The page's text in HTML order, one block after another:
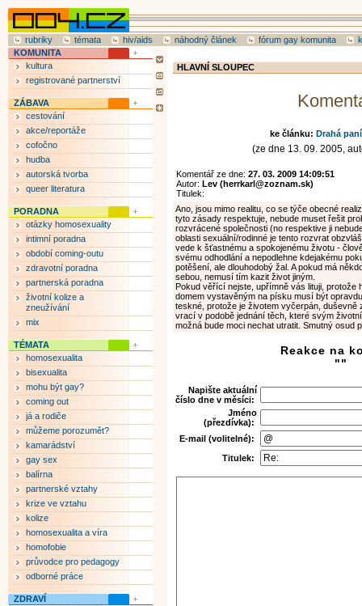
rubriky témata hiv/aids náhodný článek fórum gay komunita
HLAVNÍ SLOUPEC
ke článku: Drahá
(ze dne 13. 09. 2005,
Komentář ze dne: 27. 03. 2009 14:09:51
Autor: Lev (herrkarl@zoznam.sk)
Titulek:
Ano, jsou mimo realitu, co se týče obecné
tyto zásady respektuje, nebude muset řešit
rozvrácené společnosti (no respektive ji
oblasti sexuální/rodinné je tento rozvrat
vede k šťastnému a spokojenému životu -
svému odhodlání a nepodlehne kdejakému
potěšení, ale dlouhodobý žal. A pokud má
sebou, nemusí tím kazit život jiným.
Pokud věřící nejste, upřímně vás lituji, protože
domem vystavěným na písku musí být
teskné, protože je životem vyčerpán, duševně
vrací v podobě jednání těch, které svým
možná bude moci nechat utratit. Smutný osud
Reakce na
""
Napište aktuální
číslo dne v měsíci:
Jméno
(přezdívka):
E-mail (volitelné):
Titulek:
KOMUNITA
kultura
registrované partnerství
ZÁBAVA
cestování
akce/reportáže
cofočno
hudba
autorská tvorba
queer literatura
PORADNA
otázky homosexuality
intimní poradna
období coming-outu
zdravotní poradna
partnerská poradna
životní kolize a
zneužívání
mix
TÉMATA
homosexualita
bisexualita
mohu být gay?
coming out
já a rodiče
můžeme porozumět?
kamarádství
gay sex
balírna
partnerské vztahy
krize ve vztahu
kolize
homosexualita a víra
homofobie
průvodce pro pedagogy
odborné práce
ZDRAVÍ